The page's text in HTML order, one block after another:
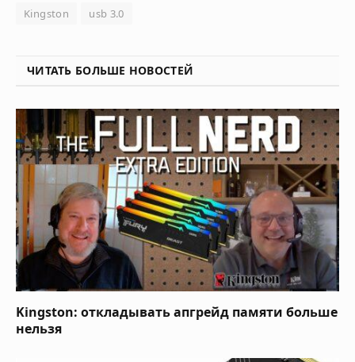
Kingston usb 3.0
ЧИТАТЬ БОЛЬШЕ НОВОСТЕЙ
Kingston: откладывать апгрейд памяти больше
нельзя